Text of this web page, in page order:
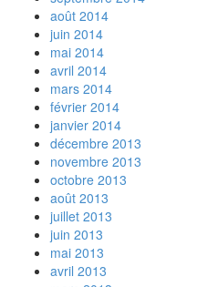
août 2014
juin 2014
mai 2014
avril 2014
mars 2014
février 2014
janvier 2014
décembre 2013
novembre 2013
octobre 2013
août 2013
juillet 2013
juin 2013
mai 2013
avril 2013